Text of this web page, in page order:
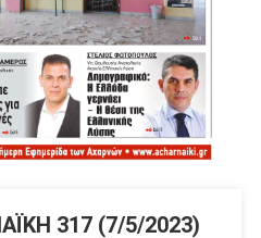
317 (7/5/2023)